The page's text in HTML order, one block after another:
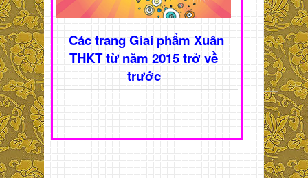
Các trang Giai phẩm Xuân
THKT từ năm 2015 trở về
trước